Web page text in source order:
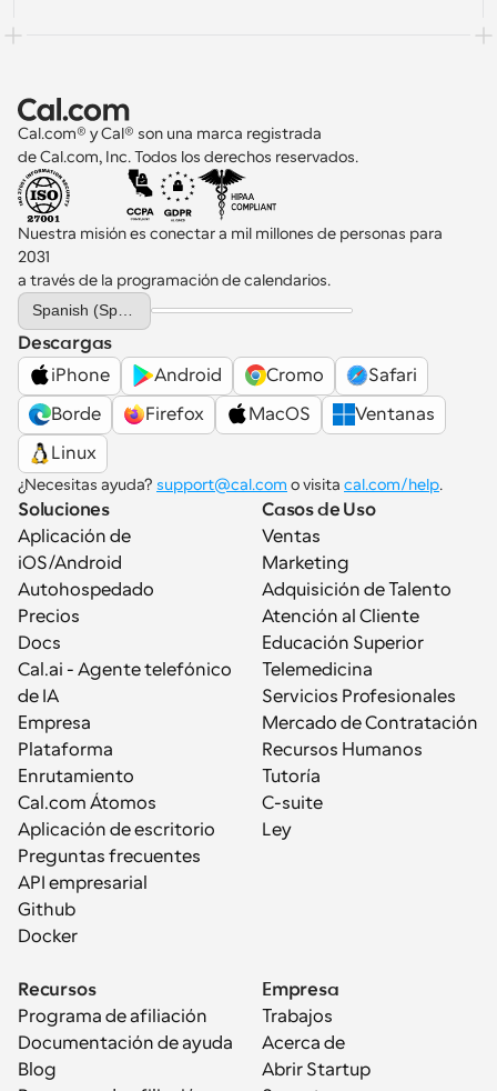
Cal.com® y Cal® son una marca registrada
de Cal.com, Inc. Todos los derechos reservados.
Nuestra misión es conectar a mil millones de personas para
2031
a través de la programación de calendarios.
Select Language
Spanish (Spain)
Descargas
iPhone
Android Cromo
Safari
Borde
Firefox MacOS
Ventanas
Linux
¿Necesitas ayuda? support@cal.com o visita cal.com/help.
Soluciones
Aplicación de
iOS/Android
Autohospedado
Precios
Docs
Cal.ai - Agente telefónico
de IA
Empresa
Plataforma
Enrutamiento
Cal.com Átomos
Aplicación de escritorio
Preguntas frecuentes
API empresarial
Github
Docker
Casos de Uso
Ventas
Marketing
Adquisición de Talento
Atención al Cliente
Educación Superior
Telemedicina
Servicios Profesionales
Mercado de Contratación
Recursos Humanos
Tutoría
C-suite
Ley
Recursos
Programa de afiliación
Documentación de ayuda
Blog
Empresa
Trabajos
Acerca de
Abrir Startup